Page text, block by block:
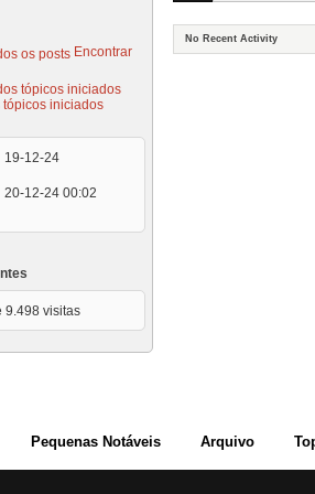
Encontrar
tópicos iniciados
19-12-24
20-12-24 00:02
9.498 visitas
No Recent Activity
Pequenas Notáveis Arquivo